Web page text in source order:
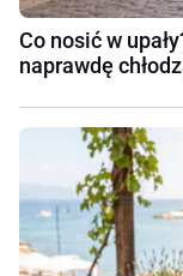
Co nosić w
naprawdę